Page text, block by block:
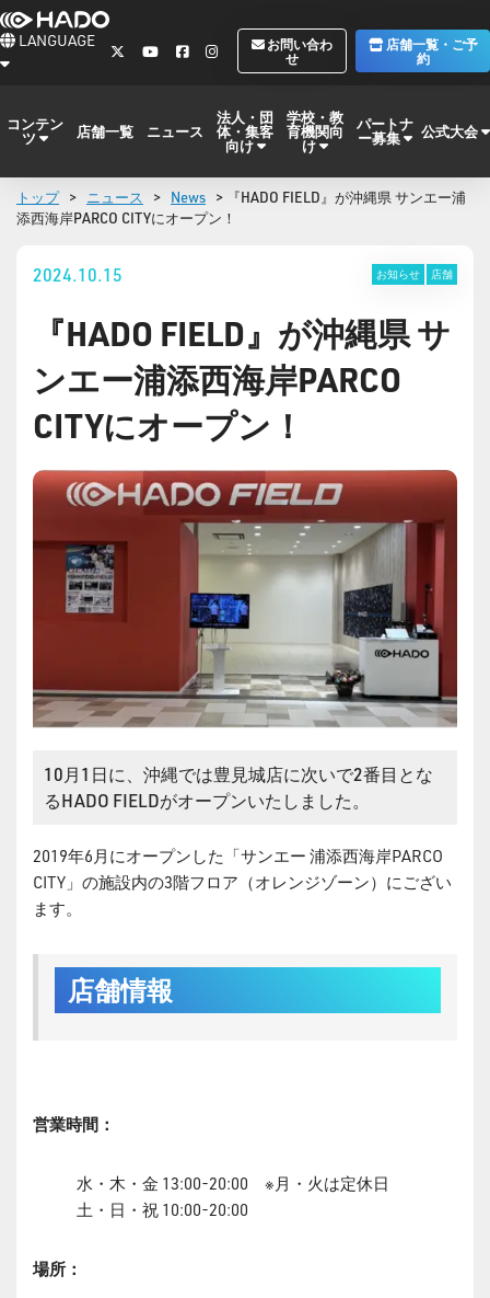
LANGUAGE
お問い合わ
せ
店舗一覧・ご予
約
コンテン
ツ 店舗一覧 ニュース
法人・団
体・集客
向け
学校・教
育機関向
け
パートナ
ー募集 公式大会
トップ > ニュース > News > 『HADO FIELD』が沖縄県 サンエー浦
添西海岸PARCO CITYにオープン！
2024.10.15 お知らせ 店舗
『HADO FIELD』が沖縄県 サ
ンエー浦添西海岸PARCO
CITYにオープン！
10月1日に、沖縄では豊見城店に次いで2番目とな
るHADO FIELDがオープンいたしました。
2019年6月にオープンした「サンエー 浦添西海岸PARCO
CITY」の施設内の3階フロア（オレンジゾーン）にござい
ます。
店舗情報
営業時間：
水・木・金 13:00-20:00 ※月・火は定休日
土・日・祝 10:00-20:00
場所：